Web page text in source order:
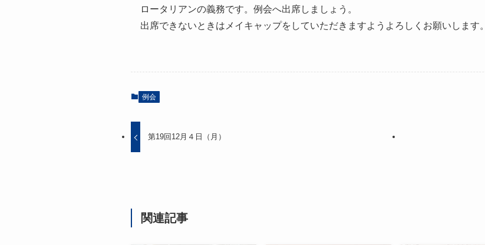
ロータリアンの義務です。例会へ出席しましょう。
出席できないときはメイキャップをしていただきますようよろしくお願いします。
例会
第19回12月４日（月）
関連記事